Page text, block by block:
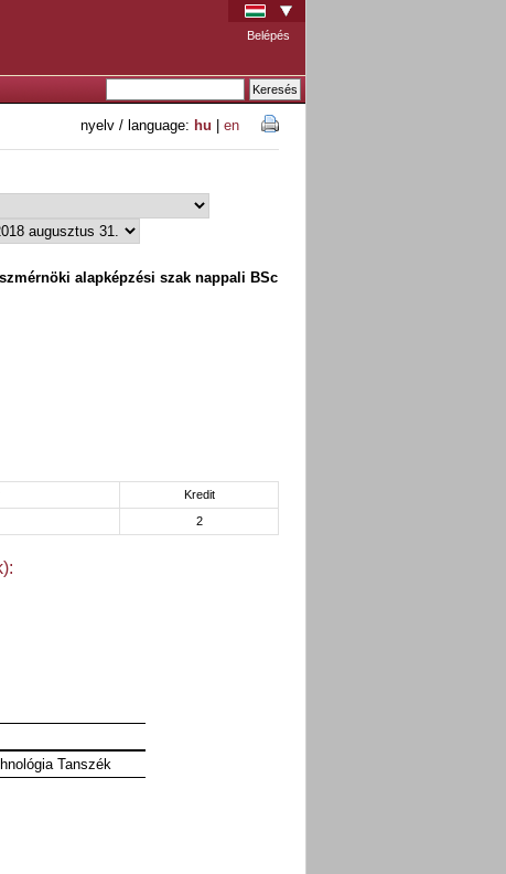
Belépés
nyelv / language: hu en
alapképzési szak nappali BSc
Kredit
2
Tanszék